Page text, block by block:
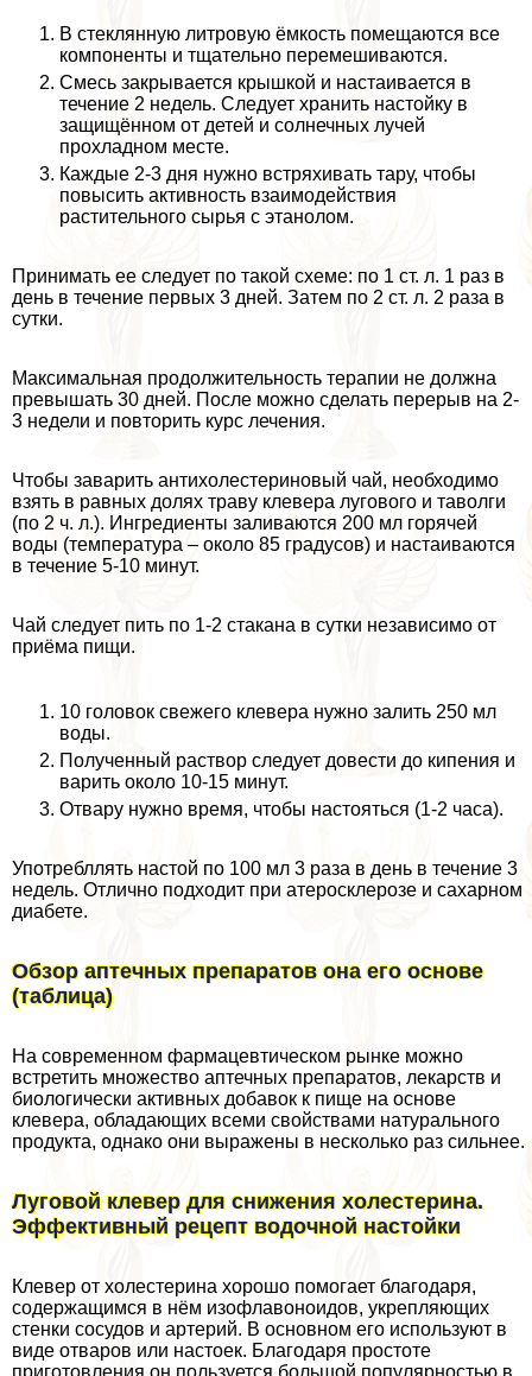
В стеклянную литровую ёмкость помещаются все
компоненты и тщательно перемешиваются.
Смесь закрывается крышкой и настаивается в
течение 2 недель. Следует хранить настойку в
защищённом от детей и солнечных лучей
прохладном месте.
Каждые 2-3 дня нужно встряхивать тару, чтобы
повысить активность взаимодействия
растительного сырья с этанолом.
Принимать ее следует по такой схеме: по 1 ст. л. 1 раз в
день в течение первых 3 дней. Затем по 2 ст. л. 2 раза в
сутки.
Максимальная продолжительность терапии не должна
превышать 30 дней. После можно сделать перерыв на 2-
3 недели и повторить курс лечения.
Чтобы заварить антихолестериновый чай, необходимо
взять в равных долях траву клевера лугового и таволги
(по 2 ч. л.). Ингредиенты заливаются 200 мл горячей
воды (температура – около 85 градусов) и настаиваются
в течение 5-10 минут.
Чай следует пить по 1-2 стакана в сутки независимо от
приёма пищи.
10 головок свежего клевера нужно залить 250 мл
воды.
Полученный раствор следует довести до кипения и
варить около 10-15 минут.
Отвару нужно время, чтобы настояться (1-2 часа).
Употрeбллять настой по 100 мл 3 раза в день в течение 3
недель. Отлично подходит при атеросклерозе и сахарном
диабете.
Обзор аптечных препаратов она его основе
(таблица)
На современном фармацевтическом рынке можно
встретить множество аптечных препаратов, лекарств и
биологически активных добавок к пище на основе
клевера, обладающих всеми свойствами натурального
продукта, однако они выражены в несколько раз сильнее.
Луговой клевер для снижения холестерина.
Эффективный рецепт водочной настойки
Клевер от холестерина хорошо помогает благодаря,
содержащимся в нём изофлавоноидов, укрепляющих
стенки сосудов и артерий. В основном его используют в
виде отваров или настоек. Благодаря простоте
приготовления он пользуется большой популярностью в